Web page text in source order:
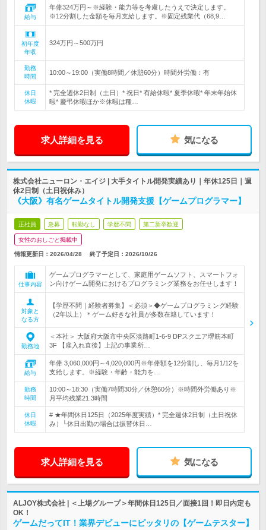
給与
年俸324万円～※経験・能力等を考慮したうえで決定します。
※12分割した金額を毎月支給します。※固定残業代（68,9…
初年度
年収
324万円～500万円
勤務
時間
10:00～19:00（実働8時間／休憩60分）時間外労働：有
休日
休暇
* 完全週休2日制（土日）* 祝日* 有給休暇* 夏季休暇* 年末年始休
暇* 慶弔休暇ほか※休暇は種…
求人詳細を見る 気になる
株式会社ニューロン・エイジ | 大手タイトル開発実績あり｜年休125日｜週
休2日制（土日祝休み）
《大阪》有名ゲームタイトル開発支援【ゲームプログラマー】
正社員 急募 転勤なし 学歴不問 第二新卒歓迎
女性のおしごと掲載中
情報更新日：2026/04/28 終了予定日： 2026/10/26
仕事内容
ゲームプログラマーとして、家庭用ゲームソフト、スマートフォ
ン向けゲーム開発におけるプログラミング業務をお任せします！
対象と
なる方
【学歴不問｜経験者募集】＜必須＞◆ゲームプログラミング経験
（2年以上）＊ゲーム好きな社員が多数在籍しています！
勤務地
＜本社＞ 大阪府大阪市中央区淡路町1-6-9 DPスクエア堺筋本町
3F 【雇入れ直後】上記の事業所…
給与
年俸 3,060,000円～4,020,000円※年俸額を12分割し、毎月1/12を
支給します。※経験・年齢・能力を…
勤務
時間
10:00～18:30（実働7時間30分／休憩60分）※時間外労働あり※
月平均残業21.3時間
休日
休暇
# ★年間休日125日（2025年度実績）* 完全週休2日制（土日祝休
み）└休日出勤の場合は振替休日…
求人詳細を見る 気になる
ALJOY株式会社 | ＜上場グループ＞年間休日125日／面接1回！即日内定も
OK！
ゲームだってIT！業界デビューにピッタリの【ゲームテスター】